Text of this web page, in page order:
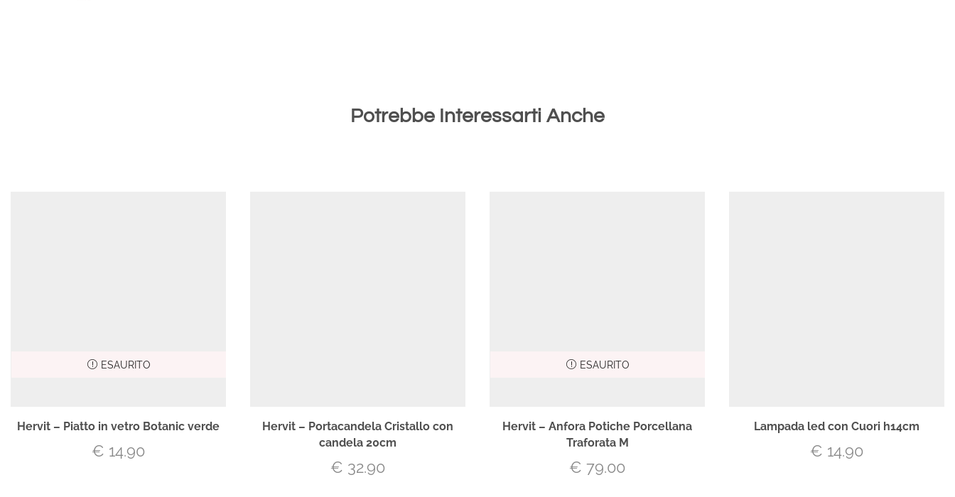
Potrebbe Interessarti Anche
ESAURITO
Hervit – Piatto in vetro Botanic verde
€ 14.90
Hervit – Portacandela Cristallo con
candela 20cm
€ 32.90
ESAURITO
Hervit – Anfora Potiche Porcellana
Traforata M
€ 79.00
Lampada led con Cuori h14cm
€ 14.90